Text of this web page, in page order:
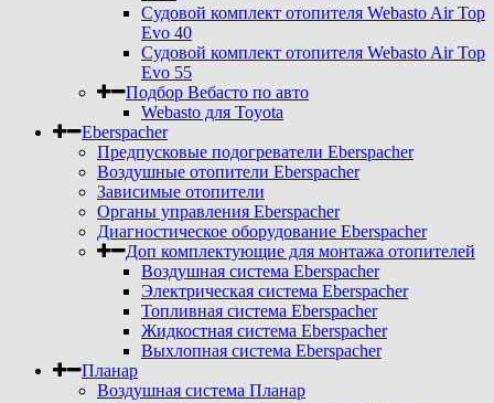
Судовой комплект отопителя Webasto Air Top
Evo 40
Судовой комплект отопителя Webasto Air Top
Evo 55
Подбор Вебасто по авто
Webasto для Toyota
Eberspacher
Предпусковые подогреватели Eberspacher
Воздушные отопители Eberspacher
Зависимые отопители
Органы управления Eberspacher
Диагностическое оборудование Eberspacher
Доп комплектующие для монтажа отопителей
Воздушная система Eberspacher
Электрическая система Eberspacher
Топливная система Eberspacher
Жидкостная система Eberspacher
Выхлопная система Eberspacher
Планар
Воздушная система Планар